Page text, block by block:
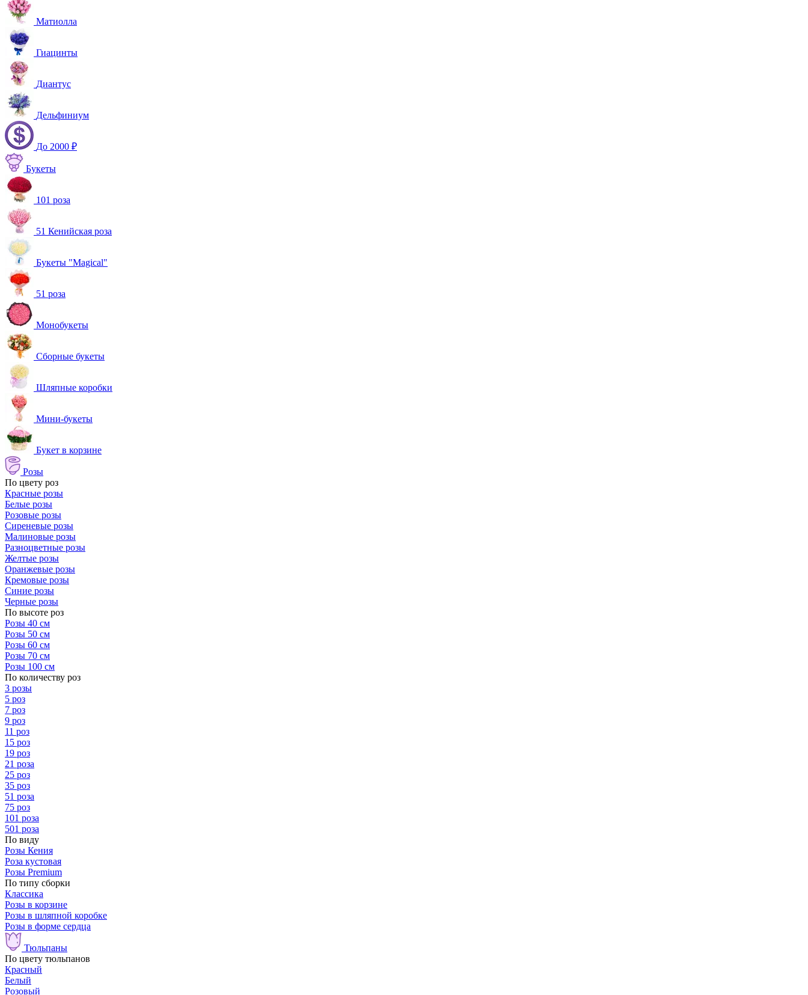
Матиолла
Гиацинты
Диантус
Дельфиниум
До 2000 ₽
Букеты
101 роза
51 Кенийская роза
Букеты "Magical"
51 роза
Монобукеты
Сборные букеты
Шляпные коробки
Мини-букеты
Букет в корзине
Розы
По цвету роз
Красные розы
Белые розы
Розовые розы
Сиреневые розы
Малиновые розы
Разноцветные розы
Желтые розы
Оранжевые розы
Кремовые розы
Синие розы
Черные розы
По высоте роз
Розы 40 см
Розы 50 см
Розы 60 см
Розы 70 см
Розы 100 см
По количеству роз
3 розы
5 роз
7 роз
9 роз
11 роз
15 роз
19 роз
21 роза
25 роз
35 роз
51 роза
75 роз
101 роза
501 роза
По виду
Розы Кения
Роза кустовая
Розы Premium
По типу сборки
Классика
Розы в корзине
Розы в шляпной коробке
Розы в форме сердца
Тюльпаны
По цвету тюльпанов
Красный
Белый
Розовый